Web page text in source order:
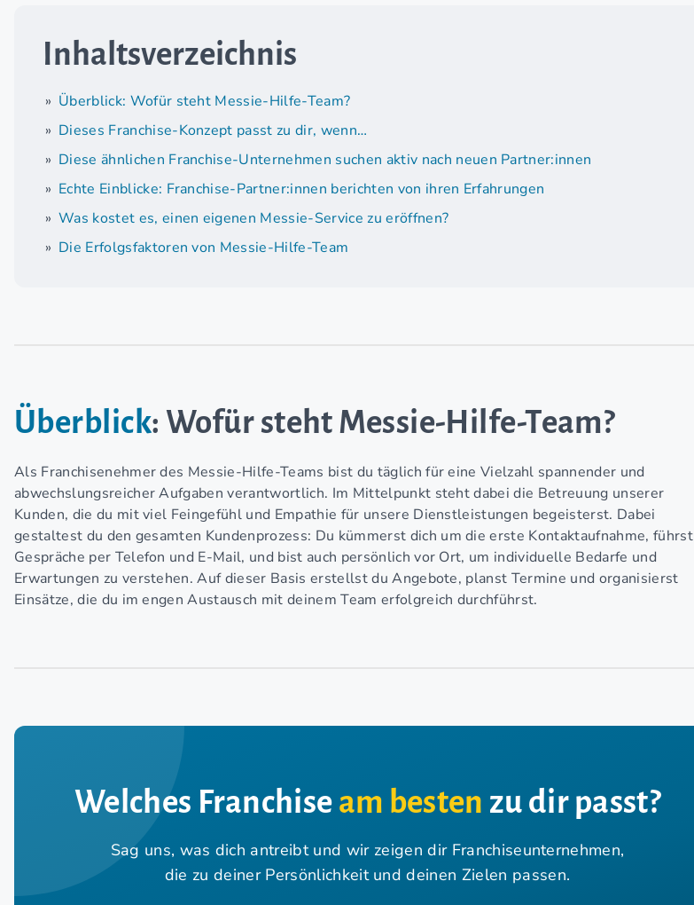
Inhaltsverzeichnis
Überblick: Wofür steht Messie-Hilfe-Team?
Dieses Franchise-Konzept passt zu dir, wenn…
Diese ähnlichen Franchise-Unternehmen suchen aktiv nach neuen Partner:innen
Echte Einblicke: Franchise-Partner:innen berichten von ihren Erfahrungen
Was kostet es, einen eigenen Messie-Service zu eröffnen?
Die Erfolgsfaktoren von Messie-Hilfe-Team
Überblick: Wofür steht Messie-Hilfe-Team?
Als Franchisenehmer des Messie-Hilfe-Teams bist du täglich für eine Vielzahl spannender und
abwechslungsreicher Aufgaben verantwortlich. Im Mittelpunkt steht dabei die Betreuung unserer
Kunden, die du mit viel Feingefühl und Empathie für unsere Dienstleistungen begeisterst. Dabei
gestaltest du den gesamten Kundenprozess: Du kümmerst dich um die erste Kontaktaufnahme, führst
Gespräche per Telefon und E-Mail, und bist auch persönlich vor Ort, um individuelle Bedarfe und
Erwartungen zu verstehen. Auf dieser Basis erstellst du Angebote, planst Termine und organisierst
Einsätze, die du im engen Austausch mit deinem Team erfolgreich durchführst.
Welches Franchise am besten zu dir passt?
Sag uns, was dich antreibt und wir zeigen dir Franchiseunternehmen,
die zu deiner Persönlichkeit und deinen Zielen passen.